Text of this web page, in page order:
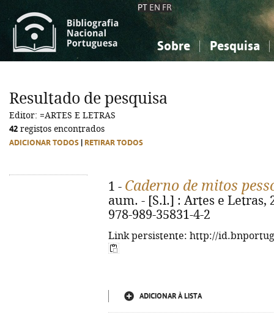
PT EN FR
Sobre Pesquisa
Ciências sociais...
Ciências sociais...
Resultado de pesquisa
Editor: =ARTES E LETRAS
42 registos encontrados
ADICIONAR TODOS RETIRAR TODOS
1 - Caderno de mitos
aum. - [S.l.] : Artes e Letras,
978-989-35831-4-2
Link persistente: http://
ADICIONAR À LISTA